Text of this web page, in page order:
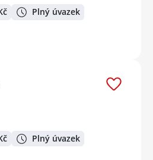
Plný úvazek
Plný úvazek